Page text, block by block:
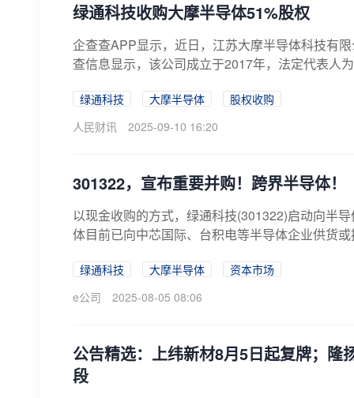
绿通科技收购大摩半导体51%股权
企查查APP显示，近日，江苏大摩半导体科技有
查信息显示，该公司成立于2017年，法定代表人
绿通科技 大摩半导体
股权收购
人民财讯
2025-09-10 16:20
301322，宣布重要并购！跨界半导体！
以现金收购的方式，绿通科技(301322)启动向半
体目前已向中芯国际、台积电等半导体企业供货
绿通科技 大摩半导体
资本市场
e公司
2025-08-05 08:06
公告精选：上纬新材8月5日起复牌；隆
段